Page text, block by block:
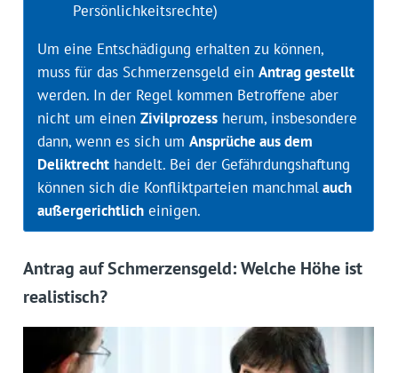
Persönlichkeitsrechte)
Um eine Entschädigung erhalten zu können,
muss für das Schmerzensgeld ein Antrag gestellt
werden. In der Regel kommen Betroffene aber
nicht um einen Zivilprozessherum, insbesondere
dann, wenn es sich um Ansprüche aus dem
Deliktrechthandelt. Bei der Gefährdungshaftung
können sich die Konfliktparteien manchmalauch
außergerichtlicheinigen.
Antrag auf Schmerzensgeld: Welche Höhe ist
realistisch?